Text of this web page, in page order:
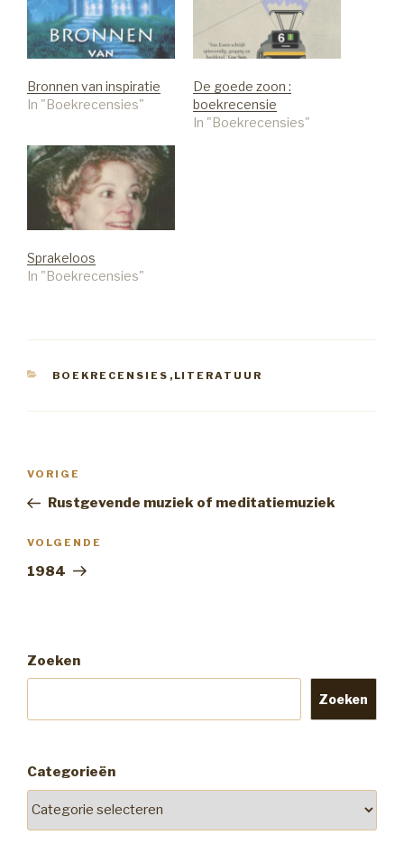
Bronnen van inspiratie
In "Boekrecensies"
De goede zoon :
boekrecensie
In "Boekrecensies"
Sprakeloos
In "Boekrecensies"
CATEGORIEËN
BOEKRECENSIES , LITERATUUR
Vorig
bericht
VORIGE
Rustgevende muziek of meditatiemuziek
Volgend
Bericht
VOLGENDE
1984
Zoeken
Zoeken
Categorieën